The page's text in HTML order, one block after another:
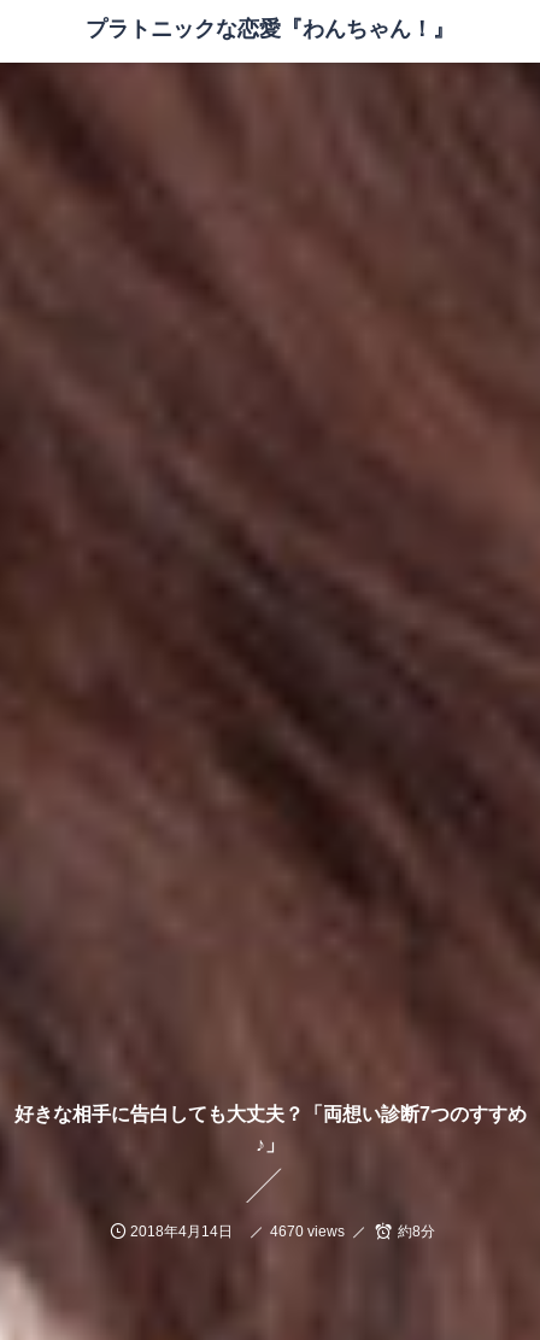
プラトニックな恋愛『わんちゃん！』
好きな相手に告白しても大丈夫？「両想い診断7つのすすめ
♪」
2018年4月14日 4670 views 約8分